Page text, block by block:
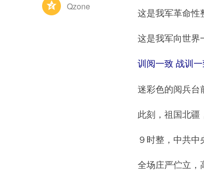
Qzone
这是我军革命性整
这是我军向世界一
训阅一致 战训一
迷彩色的阅兵台前
此刻，祖国北疆
９时整，中共中央
全场庄严伫立，高